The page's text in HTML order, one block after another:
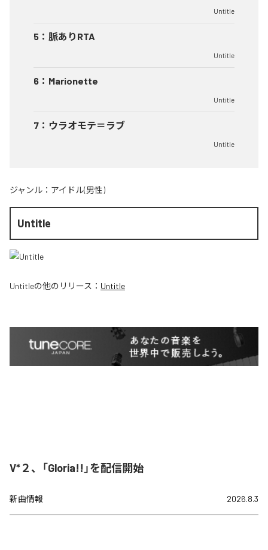
Untitle
5 ： 脈ありRTA
Untitle
6 ： Marionette
Untitle
7 ： ウラオモテ＝ラブ
Untitle
ジャンル： アイドル(男性)
Untitle
Untitleの他のリリース： Untitle
V*２、「Gloria!!」を配信開始
新曲情報 2026.8.3